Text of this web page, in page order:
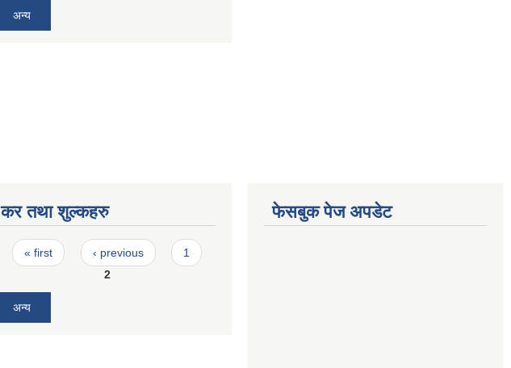
अन्य
कर तथा शुल्कहरु
Pages
« first ‹ previous
1
2
अन्य
फेसबुक पेज अपडेट